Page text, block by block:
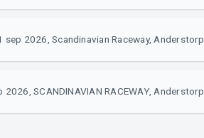
sep 2026, Scandinavian Raceway, Anderstorp
2026, SCANDINAVIAN RACEWAY, Anderstorp